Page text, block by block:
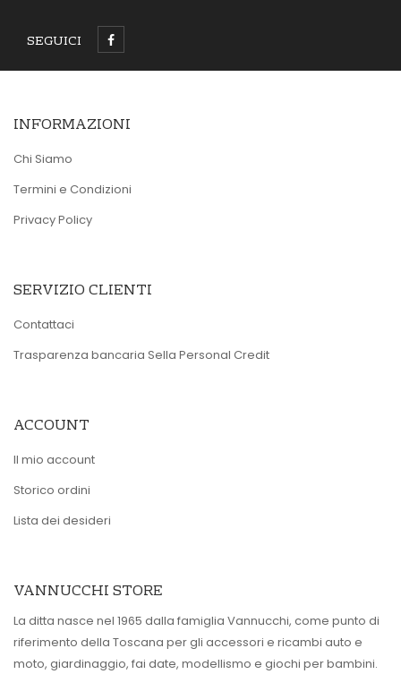
SEGUICI
INFORMAZIONI
Chi Siamo
Termini e Condizioni
Privacy Policy
SERVIZIO CLIENTI
Contattaci
Trasparenza bancaria Sella Personal Credit
ACCOUNT
Il mio account
Storico ordini
Lista dei desideri
VANNUCCHI STORE
La ditta nasce nel 1965 dalla famiglia Vannucchi, come punto di
riferimento della Toscana per gli accessori e ricambi auto e
moto, giardinaggio, fai date, modellismo e giochi per bambini.